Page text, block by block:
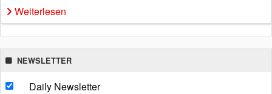
Weiterlesen
NEWSLETTER
Daily Newsletter